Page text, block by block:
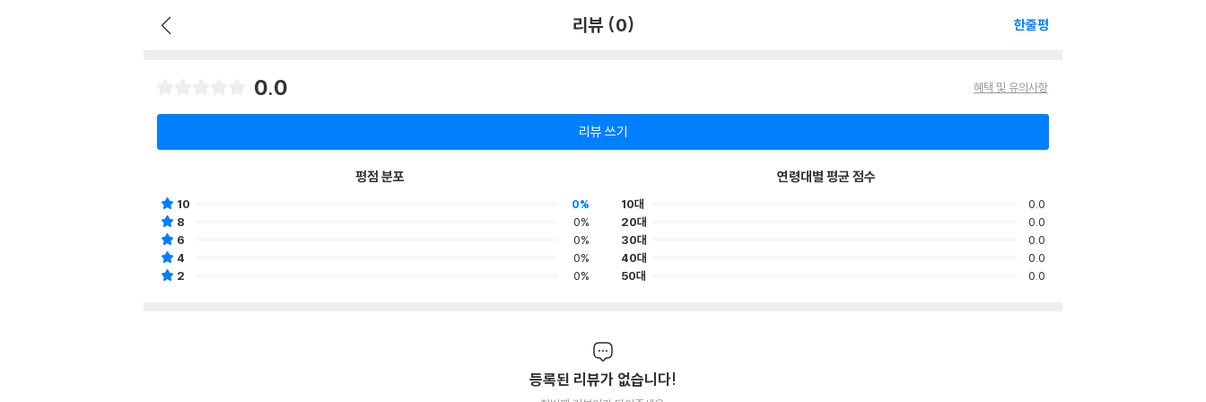
리뷰 (0) 한줄평
0.0 혜택 및 유의사항
리뷰 쓰기
평점 분포
10
0%
8
0%
6
0%
4
0%
2
0%
연령대별 평균 점수
10대
0.0
20대
0.0
30대
0.0
40대
0.0
50대
0.0
등록된 리뷰가 없습니다!